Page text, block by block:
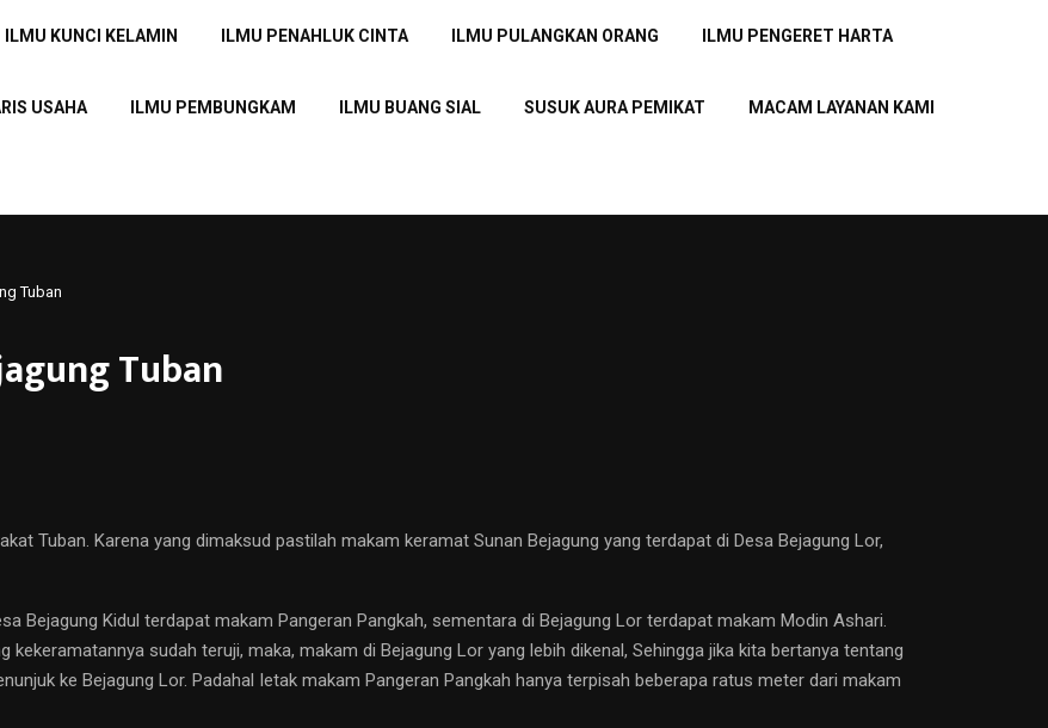
ILMU KUNCI KELAMIN ILMU PENAHLUK CINTA ILMU PULANGKAN ORANG ILMU PENGERET HARTA
USAHA ILMU PEMBUNGKAM ILMU BUANG SIAL SUSUK AURA PEMIKAT MACAM LAYANAN KAMI
Tuban
Tuban
Tuban. Karena yang dimaksud pastilah makam keramat Sunan Bejagung yang terdapat di Desa Bejagung Lor,
Bejagung Kidul terdapat makam Pangeran Pangkah, sementara di Bejagung Lor terdapat makam Modin Ashari.
sudah teruji, maka, makam di Bejagung Lor yang lebih dikenal, Sehingga jika kita bertanya tentang
ke Bejagung Lor. Padahal Ietak makam Pangeran Pangkah hanya terpisah beberapa ratus meter dari makam